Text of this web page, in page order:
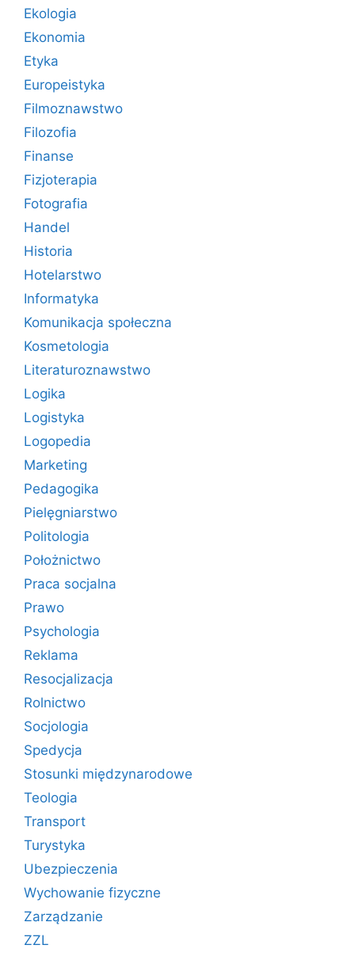
Ekologia
Ekonomia
Etyka
Europeistyka
Filmoznawstwo
Filozofia
Finanse
Fizjoterapia
Fotografia
Handel
Historia
Hotelarstwo
Informatyka
Komunikacja społeczna
Kosmetologia
Literaturoznawstwo
Logika
Logistyka
Logopedia
Marketing
Pedagogika
Pielęgniarstwo
Politologia
Położnictwo
Praca socjalna
Prawo
Psychologia
Reklama
Resocjalizacja
Rolnictwo
Socjologia
Spedycja
Stosunki międzynarodowe
Teologia
Transport
Turystyka
Ubezpieczenia
Wychowanie fizyczne
Zarządzanie
ZZL